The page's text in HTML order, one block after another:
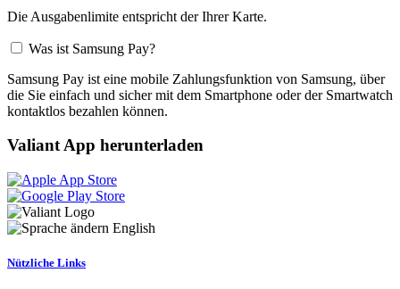
Die Ausgabenlimite entspricht der Ihrer Karte.
Was ist Samsung Pay?
Samsung Pay ist eine mobile Zahlungsfunktion von Samsung, über
die Sie einfach und sicher mit dem Smartphone oder der Smartwatch
kontaktlos bezahlen können.
Valiant App herunterladen
English
Nützliche Links